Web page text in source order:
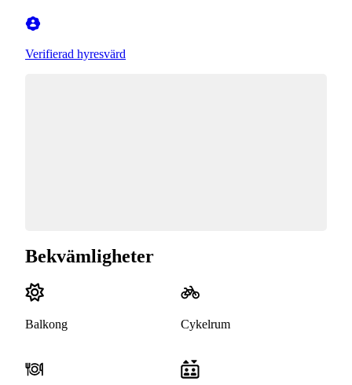
Verifierad hyresvärd
Bekvämligheter
Balkong Cykelrum